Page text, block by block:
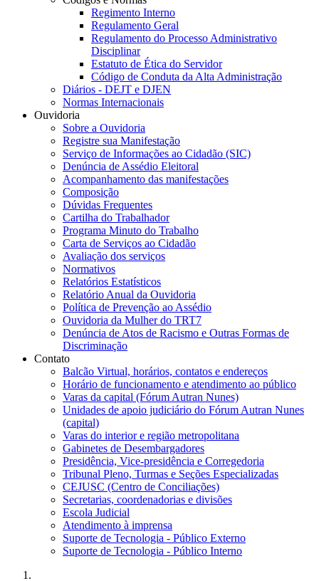
Regimento Interno
Regulamento Geral
Regulamento do Processo Administrativo
Disciplinar
Estatuto de Ética do Servidor
Código de Conduta da Alta Administração
Diários - DEJT e DJEN
Normas Internacionais
Ouvidoria
Sobre a Ouvidoria
Registre sua Manifestação
Serviço de Informações ao Cidadão (SIC)
Denúncia de Assédio Eleitoral
Acompanhamento das manifestações
Composição
Dúvidas Frequentes
Cartilha do Trabalhador
Programa Minuto do Trabalho
Carta de Serviços ao Cidadão
Avaliação dos serviços
Normativos
Relatórios Estatísticos
Relatório Anual da Ouvidoria
Política de Prevenção ao Assédio
Ouvidoria da Mulher do TRT7
Denúncia de Atos de Racismo e Outras Formas de
Discriminação
Contato
Balcão Virtual, horários, contatos e endereços
Horário de funcionamento e atendimento ao público
Varas da capital (Fórum Autran Nunes)
Unidades de apoio judiciário do Fórum Autran Nunes
(capital)
Varas do interior e região metropolitana
Gabinetes de Desembargadores
Presidência, Vice-presidência e Corregedoria
Tribunal Pleno, Turmas e Seções Especializadas
CEJUSC (Centro de Conciliações)
Secretarias, coordenadorias e divisões
Escola Judicial
Atendimento à imprensa
Suporte de Tecnologia - Público Externo
Suporte de Tecnologia - Público Interno